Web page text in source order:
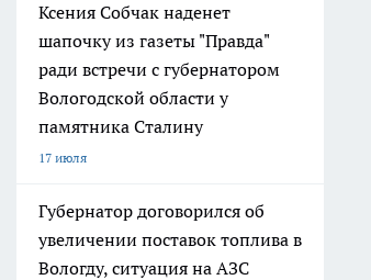
Ксения Собчак наденет
шапочку из газеты "Правда"
ради встречи с губернатором
Вологодской области у
памятника Сталину
17 июля
Губернатор договорился об
увеличении поставок топлива в
Вологду, ситуация на АЗС